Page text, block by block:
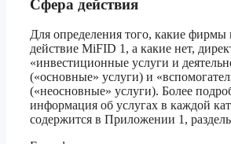
Сфера действия
Для определения того, какие
действие MiFID 1, а какие нет,
«инвестиционные услуги и
(«основные» услуги) и
(«неосновные» услуги). Более
информация об услугах в каждой
содержится в Приложении 1,